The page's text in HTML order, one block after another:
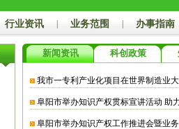
行业资讯 业务范围 办事指南
新闻资讯 科创政策
我市一专利产业化项目在世界制造业
阜阳市举办知识产权贯标宣讲活动 助
阜阳市举办知识产权工作推进会暨业